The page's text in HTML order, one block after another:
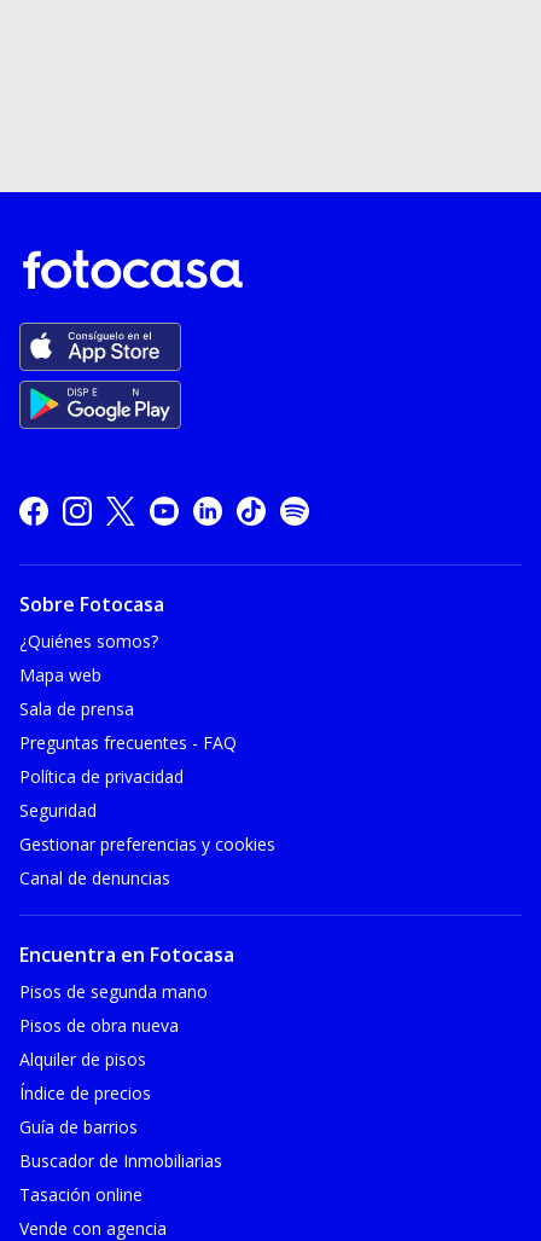
Sobre Fotocasa
¿Quiénes somos?
Mapa web
Sala de prensa
Preguntas frecuentes - FAQ
Política de privacidad
Seguridad
Gestionar preferencias y cookies
Canal de denuncias
Encuentra en Fotocasa
Pisos de segunda mano
Pisos de obra nueva
Alquiler de pisos
Índice de precios
Guía de barrios
Buscador de Inmobiliarias
Tasación online
Vende con agencia